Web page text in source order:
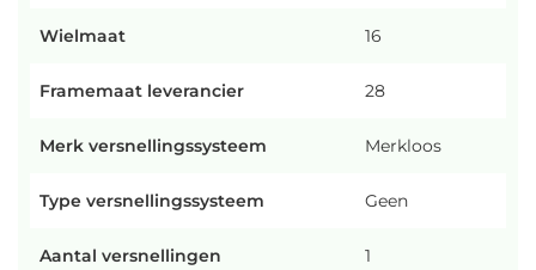
Wielmaat 16
Framemaat leverancier 28
Merk versnellingssysteem Merkloos
Type versnellingssysteem Geen
Aantal versnellingen 1